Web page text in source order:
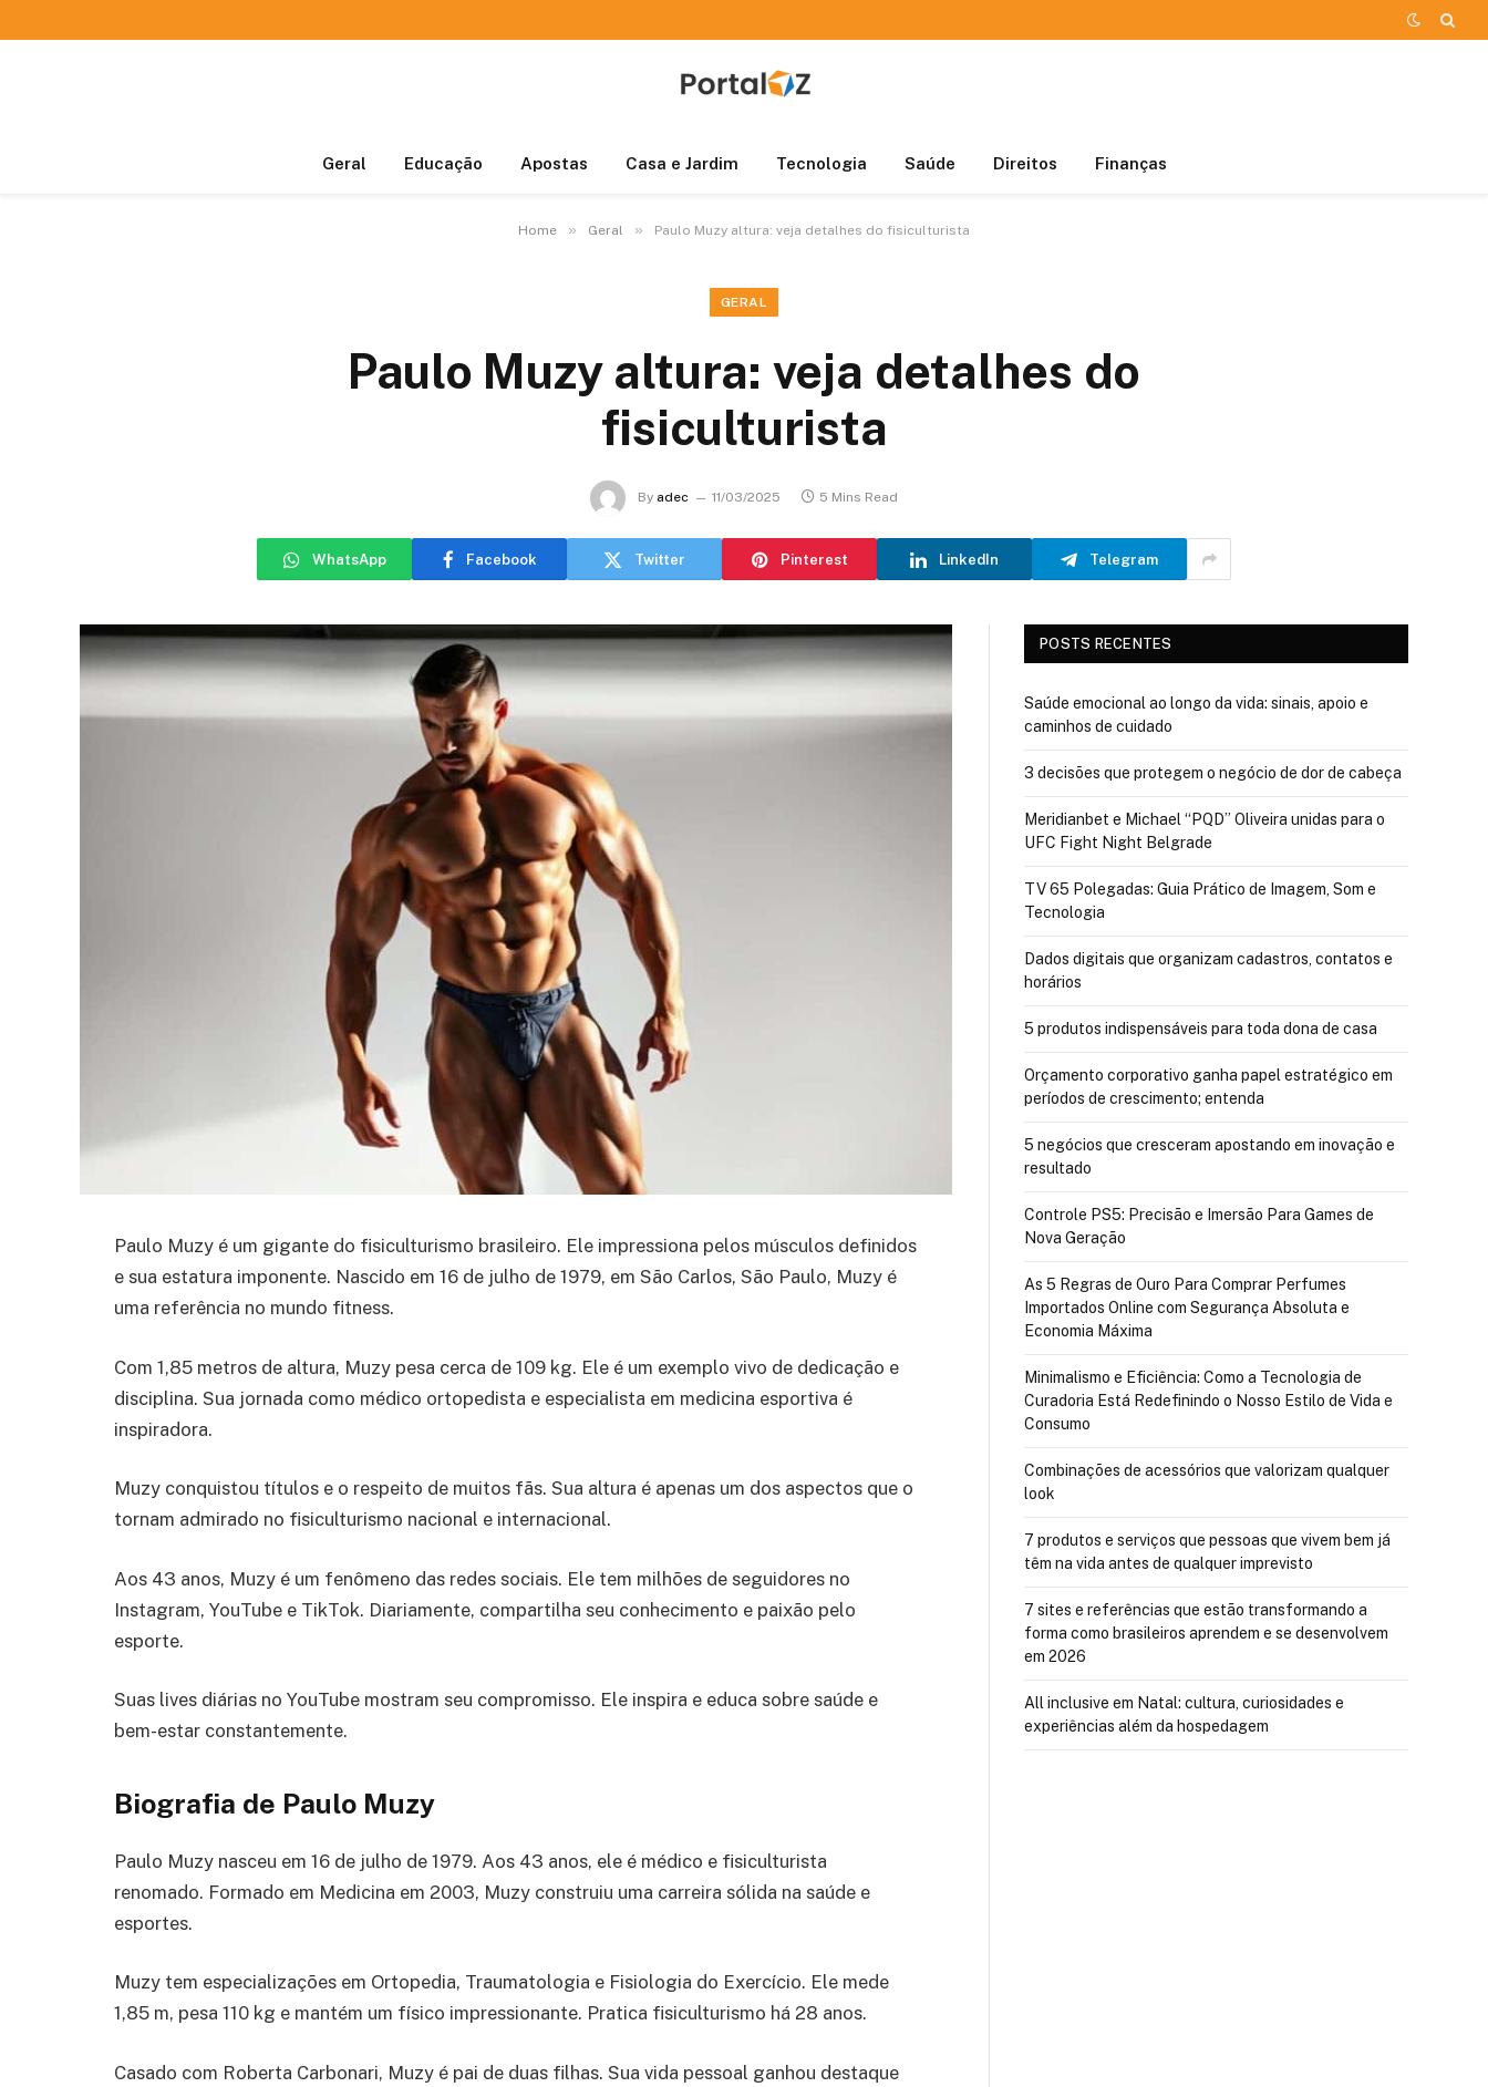
Geral Educação Apostas Casa e Jardim Tecnologia Saúde Direitos Finanças
Home » Geral » Paulo Muzy altura: veja detalhes do fisiculturista
GERAL
Paulo Muzy altura: veja detalhes do
fisiculturista
By adec 11/03/2025 5 Mins Read
WhatsApp Facebook Twitter Pinterest LinkedIn Telegram
Paulo Muzy é um gigante do fisiculturismo brasileiro. Ele impressiona pelos músculos definidos
e sua estatura imponente. Nascido em 16 de julho de 1979, em São Carlos, São Paulo, Muzy é
uma referência no mundo fitness.
Com 1,85 metros de altura, Muzy pesa cerca de 109 kg. Ele é um exemplo vivo de dedicação e
disciplina. Sua jornada como médico ortopedista e especialista em medicina esportiva é
inspiradora.
Muzy conquistou títulos e o respeito de muitos fãs. Sua altura é apenas um dos aspectos que o
tornam admirado no fisiculturismo nacional e internacional.
Aos 43 anos, Muzy é um fenômeno das redes sociais. Ele tem milhões de seguidores no
Instagram, YouTube e TikTok. Diariamente, compartilha seu conhecimento e paixão pelo
esporte.
Suas lives diárias no YouTube mostram seu compromisso. Ele inspira e educa sobre saúde e
bem-estar constantemente.
Biografia de Paulo Muzy
Paulo Muzy nasceu em 16 de julho de 1979. Aos 43 anos, ele é médico e fisiculturista
renomado. Formado em Medicina em 2003, Muzy construiu uma carreira sólida na saúde e
esportes.
Muzy tem especializações em Ortopedia, Traumatologia e Fisiologia do Exercício. Ele mede
1,85 m, pesa 110 kg e mantém um físico impressionante. Pratica fisiculturismo há 28 anos.
Casado com Roberta Carbonari, Muzy é pai de duas filhas. Sua vida pessoal ganhou destaque
POSTS RECENTES
Saúde emocional ao longo da vida: sinais, apoio e
caminhos de cuidado
3 decisões que protegem o negócio de dor de cabeça
Meridianbet e Michael “PQD” Oliveira unidas para o
UFC Fight Night Belgrade
TV 65 Polegadas: Guia Prático de Imagem, Som e
Tecnologia
Dados digitais que organizam cadastros, contatos e
horários
5 produtos indispensáveis para toda dona de casa
Orçamento corporativo ganha papel estratégico em
períodos de crescimento; entenda
5 negócios que cresceram apostando em inovação e
resultado
Controle PS5: Precisão e Imersão Para Games de
Nova Geração
As 5 Regras de Ouro Para Comprar Perfumes
Importados Online com Segurança Absoluta e
Economia Máxima
Minimalismo e Eficiência: Como a Tecnologia de
Curadoria Está Redefinindo o Nosso Estilo de Vida e
Consumo
Combinações de acessórios que valorizam qualquer
look
7 produtos e serviços que pessoas que vivem bem já
têm na vida antes de qualquer imprevisto
7 sites e referências que estão transformando a
forma como brasileiros aprendem e se desenvolvem
em 2026
All inclusive em Natal: cultura, curiosidades e
experiências além da hospedagem